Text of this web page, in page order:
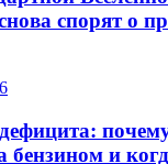
спорят о
бензином и